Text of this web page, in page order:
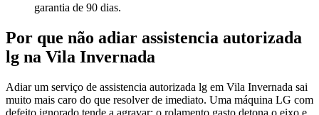
garantia de 90 dias.
Por que não adiar assistencia autorizada
lg na Vila Invernada
Adiar um serviço de assistencia autorizada lg em Vila Invernada sai
muito mais caro do que resolver de imediato. Uma máquina LG com
defeito ignorado tende a agravar: o rolamento gasto detona o eixo e